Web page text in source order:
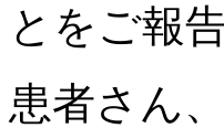
とをご報
患者さん